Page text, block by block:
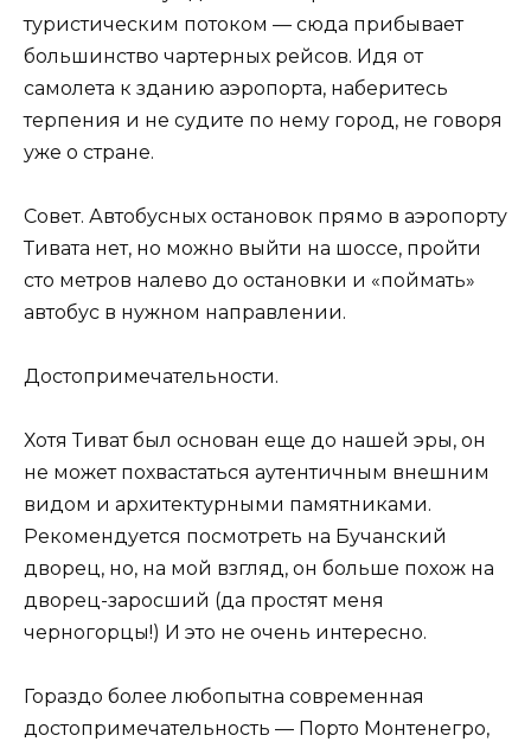
туристическим потоком — сюда прибывает
большинство чартерных рейсов. Идя от
самолета к зданию аэропорта, наберитесь
терпения и не судите по нему город, не говоря
уже о стране.
Совет. Автобусных остановок прямо в аэропорту
Тивата нет, но можно выйти на шоссе, пройти
сто метров налево до остановки и «поймать»
автобус в нужном направлении.
Достопримечательности.
Хотя Тиват был основан еще до нашей эры, он
не может похвастаться аутентичным внешним
видом и архитектурными памятниками.
Рекомендуется посмотреть на Бучанский
дворец, но, на мой взгляд, он больше похож на
дворец-заросший (да простят меня
черногорцы!) И это не очень интересно.
Гораздо более любопытна современная
достопримечательность — Порто Монтенегро,